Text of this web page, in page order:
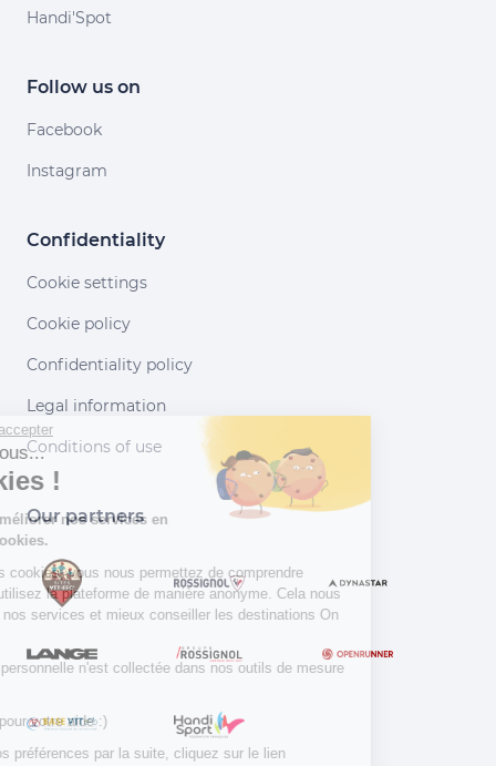
Handi'Spot
Follow us on
Facebook
Instagram
Confidentiality
Cookie settings
Cookie policy
Confidentiality policy
Legal information
Conditions of use
Our partners
Continuer sans accepter
Salut c'est nous...
les Cookies !
Aidez-nous à améliorer nos services en
acceptant les cookies.
En acceptant les cookies, vous nous permettez de comprendre
comment vous utilisez la plateforme de manière anonyme. Cela nous
aide à améliorer nos services et mieux conseiller les destinations On
Aucune donnée personnelle n'est collectée dans nos outils de mesure
Merci d’avance pour votre aide :)
Pour modifier vos préférences par la suite, cliquez sur le lien